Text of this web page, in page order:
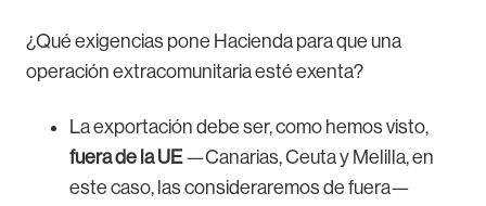
¿Qué exigencias pone Hacienda para que una
operación extracomunitaria esté exenta?
La exportación debe ser, como hemos visto,
fuera de la UE—Canarias, Ceuta y Melilla, en
este caso, las consideraremos de fuera—